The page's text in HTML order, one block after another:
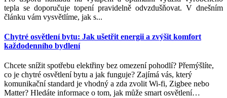
tepla se doporučuje topení pravidelně odvzdušňovat. V dnešním
článku vám vysvětlíme, jak s...
Chytré osvětlení bytu: Jak ušetřit energii a zvýšit komfort
každodenního bydlení
Chcete snížit spotřebu elektřiny bez omezení pohodlí? Přemýšlíte,
co je chytré osvětlení bytu a jak funguje? Zajímá vás, který
komunikační standard je vhodný a zda zvolit Wi-fi, Zigbee nebo
Matter? Hledáte informace o tom, jak může smart osvětlení…